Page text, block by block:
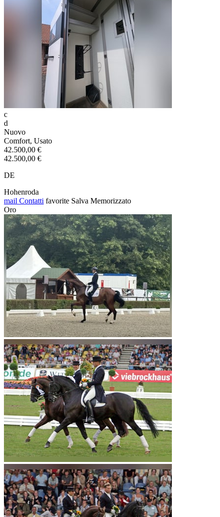
c
d
Nuovo
Comfort, Usato
42.500,00 €
42.500,00 €
DE
Hohenroda
mail Contatti favorite Salva Memorizzato
Oro